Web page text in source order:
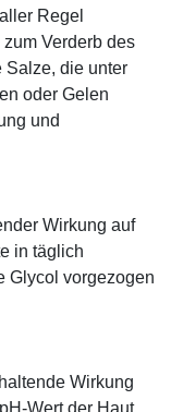
Regel
Verderb des
Salze, die unter
oder Gelen
und
Wirkung auf
in täglich
Glycol vorgezogen
Wirkung
Wert der Haut